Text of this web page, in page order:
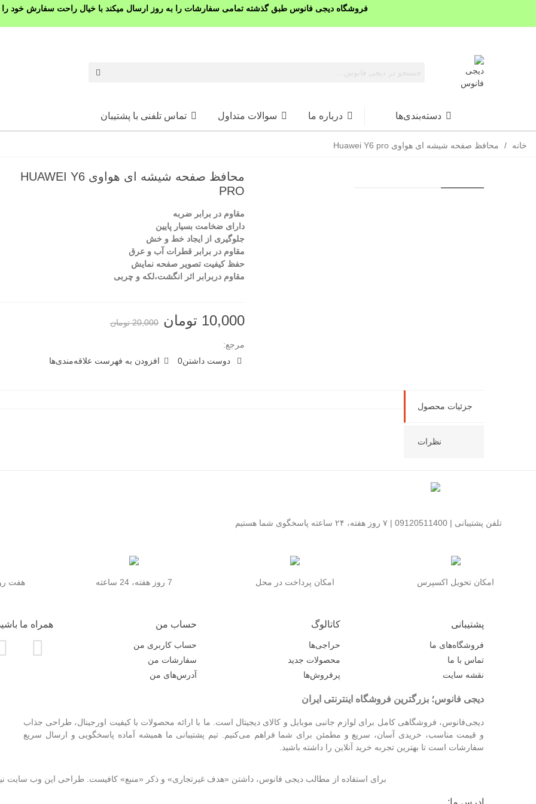
فروشگاه دیجی فانوس طبق گذشته تمامی سفارشات را به روز ارسال میکند با خیال راحت سفارش خود را
دسته‌بندی‌ها درباره ما سوالات متداول تماس تلفنی با پشتیبان
خانه / محافظ صفحه شیشه ای هواوی Huawei Y6 pro
محافظ صفحه شیشه ای هواوی HUAWEI Y6
PRO
مقاوم در برابر ضربه
دارای ضخامت بسیار پایین
جلوگیری از ایجاد خط و خش
مقاوم در برابر قطرات آب و عرق
حفظ کیفیت تصویر صفحه نمایش
مقاوم دربرابر اثر انگشت،لکه و چربی
10,000 تومان 20,000 تومان
مرجع:
دوست داشتن0 افزودن به فهرست علاقه‌مندی‌ها
جزئیات محصول
نظرات
تلفن پشتیبانی | 09120511400 | ۷ روز هفته، ۲۴ ساعته پاسخگوی شما هستیم
امکان تحویل اکسپرس امکان پرداخت در محل 7 روز هفته، 24 ساعته هفت
پشتیبانی
فروشگاه‌های ما
تماس با ما
نقشه سایت
کاتالوگ
حراجی‌ها
محصولات جدید
پرفروش‌ها
حساب من
حساب کاربری من
سفارشات من
آدرس‌های من
همراه ما
دیجی فانوس؛ بزرگترین فروشگاه اینترنتی ایران
دیجی‌فانوس، فروشگاهی کامل برای لوازم جانبی موبایل و کالای دیجیتال است. ما با ارائه محصولات با کیفیت اورجینال، طراحی جذاب
و قیمت مناسب، خریدی آسان، سریع و مطمئن برای شما فراهم می‌کنیم. تیم پشتیبانی ما همیشه آماده پاسخگویی و ارسال سریع
سفارشات است تا بهترین تجربه خرید آنلاین را داشته باشید.
برای استفاده از مطالب دیجی فانوس، داشتن «هدف غیرتجاری» و ذکر «منبع» کافیست. طراحی این وب سایت
ادرس ما: